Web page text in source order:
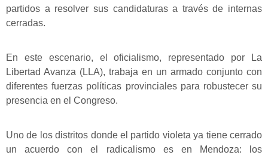
partidos a resolver sus candidaturas a través de internas
cerradas.
En este escenario, el oficialismo, representado por La
Libertad Avanza (LLA), trabaja en un armado conjunto con
diferentes fuerzas políticas provinciales para robustecer su
presencia en el Congreso.
Uno de los distritos donde el partido violeta ya tiene cerrado
un acuerdo con el radicalismo es en Mendoza: los